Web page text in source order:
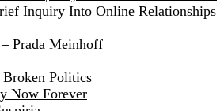
Inquiry Into Online Relationships
Prada Meinhoff
Politics
Now Forever